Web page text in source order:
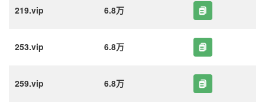
219.vip 6.8万
253.vip 6.8万
259.vip 6.8万